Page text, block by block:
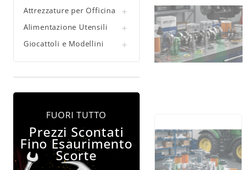
Attrezzature per Officina 
Alimentazione Utensili 
Giocattoli e Modellini 
FUORI TUTTO
Prezzi Scontati
Fino Esaurimento
Scorte